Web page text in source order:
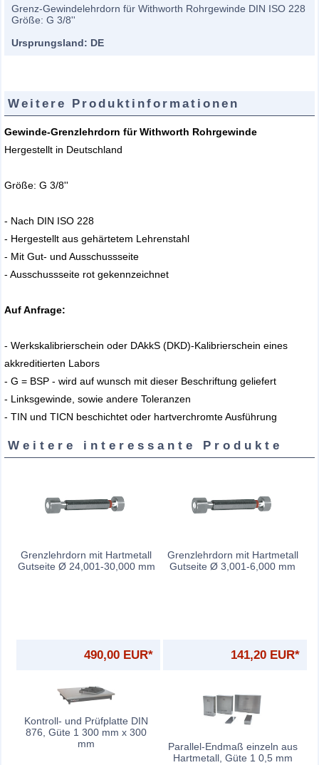
Grenz-Gewindelehrdorn für Withworth Rohrgewinde DIN ISO 228
Größe: G 3/8''
Ursprungsland: DE
Weitere Produktinformationen
Gewinde-Grenzlehrdorn für Withworth Rohrgewinde
Hergestellt in Deutschland
Größe: G 3/8''
- Nach DIN ISO 228
- Hergestellt aus gehärtetem Lehrenstahl
- Mit Gut- und Ausschussseite
- Ausschussseite rot gekennzeichnet
Auf Anfrage:
- Werkskalibrierschein oder DAkkS (DKD)-Kalibrierschein eines
akkreditierten Labors
- G = BSP - wird auf wunsch mit dieser Beschriftung geliefert
- Linksgewinde, sowie andere Toleranzen
- TIN und TICN beschichtet oder hartverchromte Ausführung
Weitere interessante Produkte
Grenzlehrdorn mit Hartmetall
Gutseite Ø 24,001-30,000 mm
490,00 EUR*
Grenzlehrdorn mit Hartmetall
Gutseite Ø 3,001-6,000 mm
141,20 EUR*
Kontroll- und Prüfplatte DIN
876, Güte 1 300 mm x 300
mm
Parallel-Endmaß einzeln aus
Hartmetall, Güte 1 0,5 mm